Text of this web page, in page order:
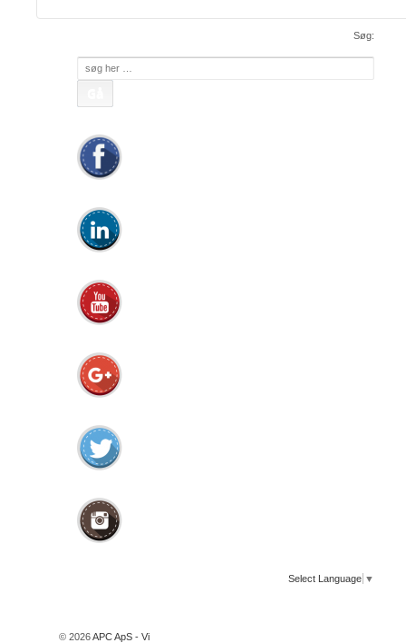
Søg:
efter:
Select Language ▼
© 2026APC ApS - Vi